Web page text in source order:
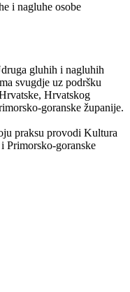
i nagluhe osobe
gluhih i nagluhih
svugdje uz podršku
Hrvatskog
goranske županije.
praksu provodi Kultura
Primorsko-goranske